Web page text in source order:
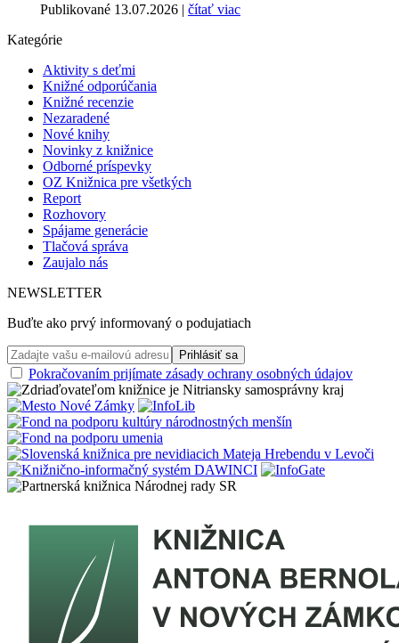
Publikované 13.07.2026 | čítať viac
Kategórie
Aktivity s deťmi
Knižné odporúčania
Knižné recenzie
Nezaradené
Nové knihy
Novinky z knižnice
Odborné príspevky
OZ Knižnica pre všetkých
Report
Rozhovory
Spájame generácie
Tlačová správa
Zaujalo nás
NEWSLETTER
Buďte ako prvý informovaný o podujatiach
Pokračovaním prijímate zásady ochrany osobných údajov